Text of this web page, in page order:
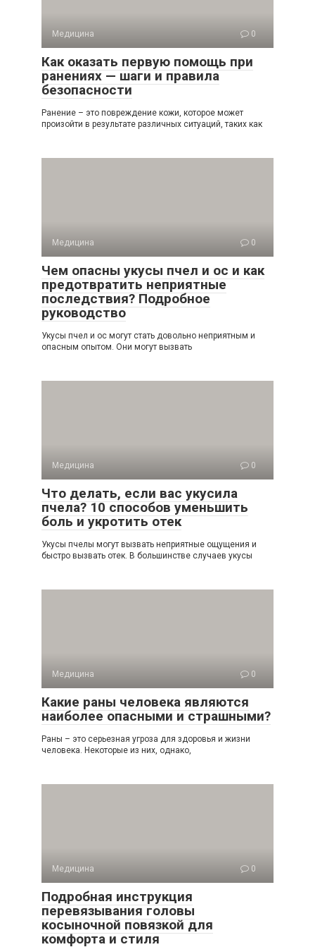
Медицина 0
Как оказать первую помощь при
ранениях — шаги и правила
безопасности
Ранение – это повреждение кожи, которое может
произойти в результате различных ситуаций, таких как
Медицина 0
Чем опасны укусы пчел и ос и как
предотвратить неприятные
последствия? Подробное
руководство
Укусы пчел и ос могут стать довольно неприятным и
опасным опытом. Они могут вызвать
Медицина 0
Что делать, если вас укусила
пчела? 10 способов уменьшить
боль и укротить отек
Укусы пчелы могут вызвать неприятные ощущения и
быстро вызвать отек. В большинстве случаев укусы
Медицина 0
Какие раны человека являются
наиболее опасными и страшными?
Раны – это серьезная угроза для здоровья и жизни
человека. Некоторые из них, однако,
Медицина 0
Подробная инструкция
перевязывания головы
косыночной повязкой для
комфорта и стиля